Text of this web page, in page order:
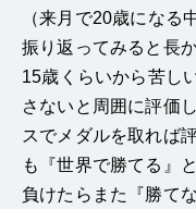
（来月で20歳になる
振り返ってみると長
15歳くらいから苦し
さないと周囲に評価
スでメダルを取れば
も『世界で勝てる』
負けたらまた『勝て